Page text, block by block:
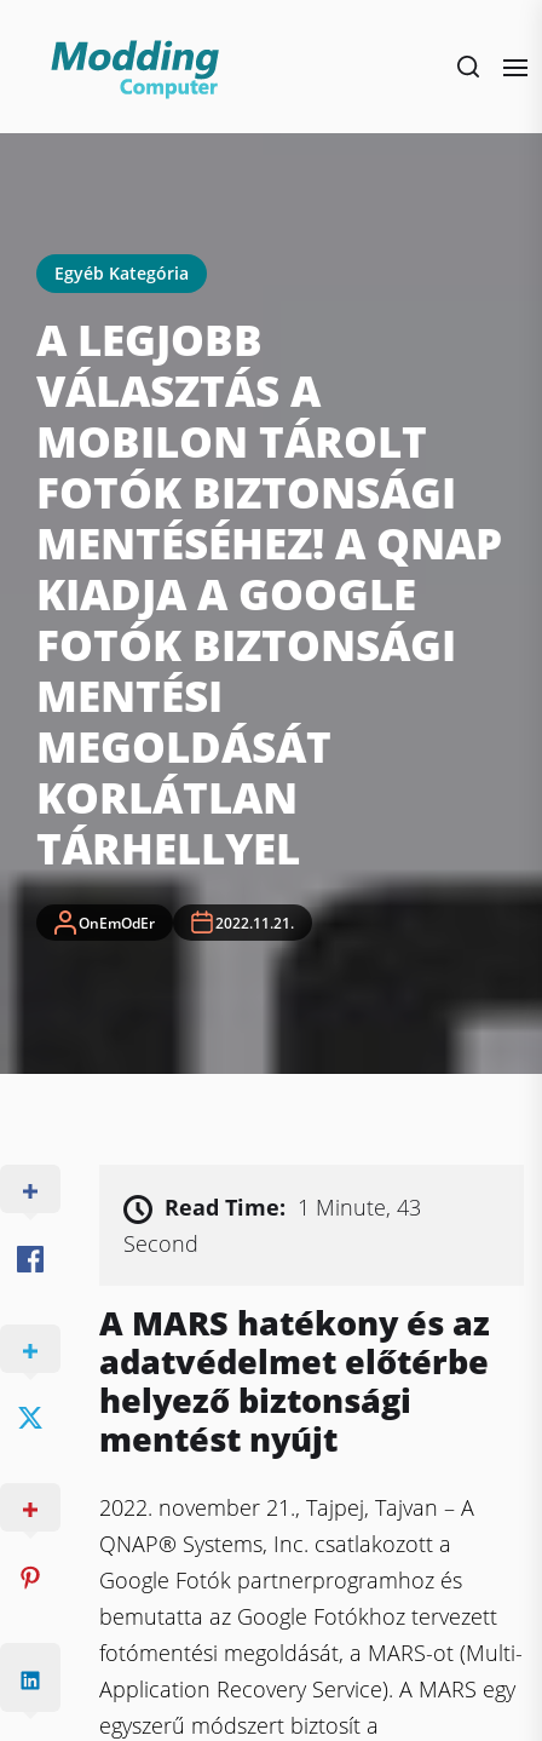
Egyéb Kategória
A LEGJOBB
VÁLASZTÁS A
MOBILON TÁROLT
FOTÓK BIZTONSÁGI
MENTÉSÉHEZ! A QNAP
KIADJA A GOOGLE
FOTÓK BIZTONSÁGI
MENTÉSI
MEGOLDÁSÁT
KORLÁTLAN
TÁRHELLYEL
OnEmOdEr 2022.11.21.
Read Time: 1 Minute, 43
Second
A MARS hatékony és az
adatvédelmet előtérbe
helyező biztonsági
mentést nyújt
2022. november 21., Tajpej, Tajvan – A
QNAP® Systems, Inc. csatlakozott a
Google Fotók partnerprogramhoz és
bemutatta az Google Fotókhoz tervezett
fotómentési megoldását, a MARS-ot (Multi-
Application Recovery Service). A MARS egy
egyszerű módszert biztosít a